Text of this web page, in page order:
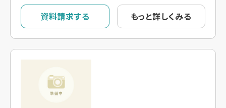
資料請求する もっと詳しくみる